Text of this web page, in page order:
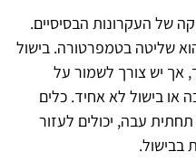
של העקרונות הבסיסיים.
שליטה בטמפרטורה. בישול
אך יש צורך לשמור על
או בישול לא אחיד. כלים
עבה, יכולים לעזור
בבישול.